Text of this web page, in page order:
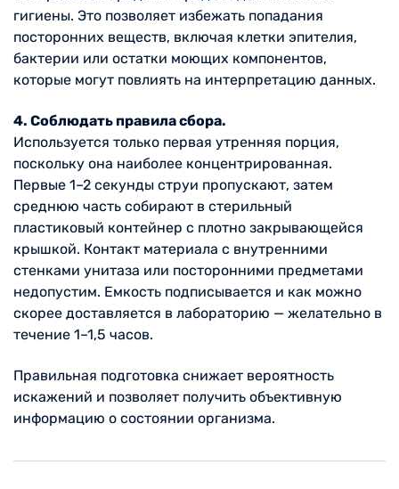
гигиены. Это позволяет избежать попадания
посторонних веществ, включая клетки эпителия,
бактерии или остатки моющих компонентов,
которые могут повлиять на интерпретацию данных.
4. Соблюдать правила сбора.
Используется только первая утренняя порция,
поскольку она наиболее концентрированная.
Первые 1–2 секунды струи пропускают, затем
среднюю часть собирают в стерильный
пластиковый контейнер с плотно закрывающейся
крышкой. Контакт материала с внутренними
стенками унитаза или посторонними предметами
недопустим. Емкость подписывается и как можно
скорее доставляется в лабораторию — желательно в
течение 1–1,5 часов.
Правильная подготовка снижает вероятность
искажений и позволяет получить объективную
информацию о состоянии организма.